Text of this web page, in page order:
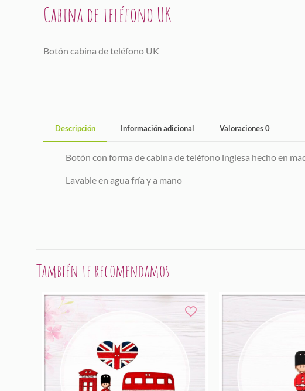
Cabina de teléfono UK
Botón cabina de teléfono UK
Descripción Información adicional Valoraciones0
Botón con forma de cabina de teléfono inglesa hecho en
Lavable en agua fría y a mano
También te recomendamos…